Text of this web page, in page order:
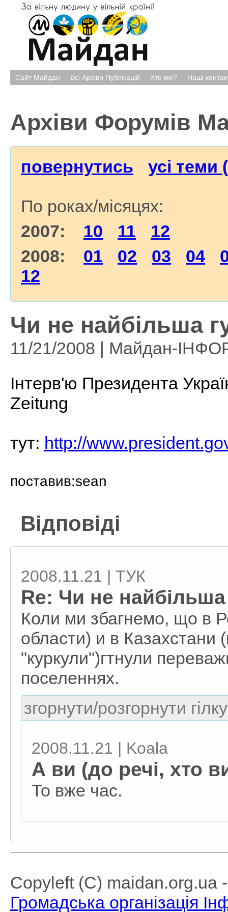
Сайт Майдан Всі Архіви Публікацій Хто ми? Наші
Архіви Форумів
повернутись усі теми
По роках/місяцях:
2007: 10 11
12
2008: 01 02 03 04
12
Чи не найбільша
11/21/2008 | Майдан-
Інтерв'ю Президента
Zeitung
тут: http://
поставив:sean
Відповіді
2008.11.21 | ТУК
Re: Чи не
Коли ми збагнемо, що в
области) и в Казахстани
"куркули")гтнули
поселеннях.
згорнути/розгорнути
2008.11.21 | Koala
А ви (до речі, хто
То вже час.
Copyleft (C) maidan.org.ua
Громадська організація